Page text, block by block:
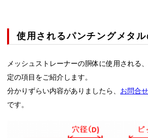
使用されるパンチングメタル
メッシュストレーナーの胴体に使用される
定の項目をご紹介します。
分かりずらい内容がありましたら、 お問合せ
です。